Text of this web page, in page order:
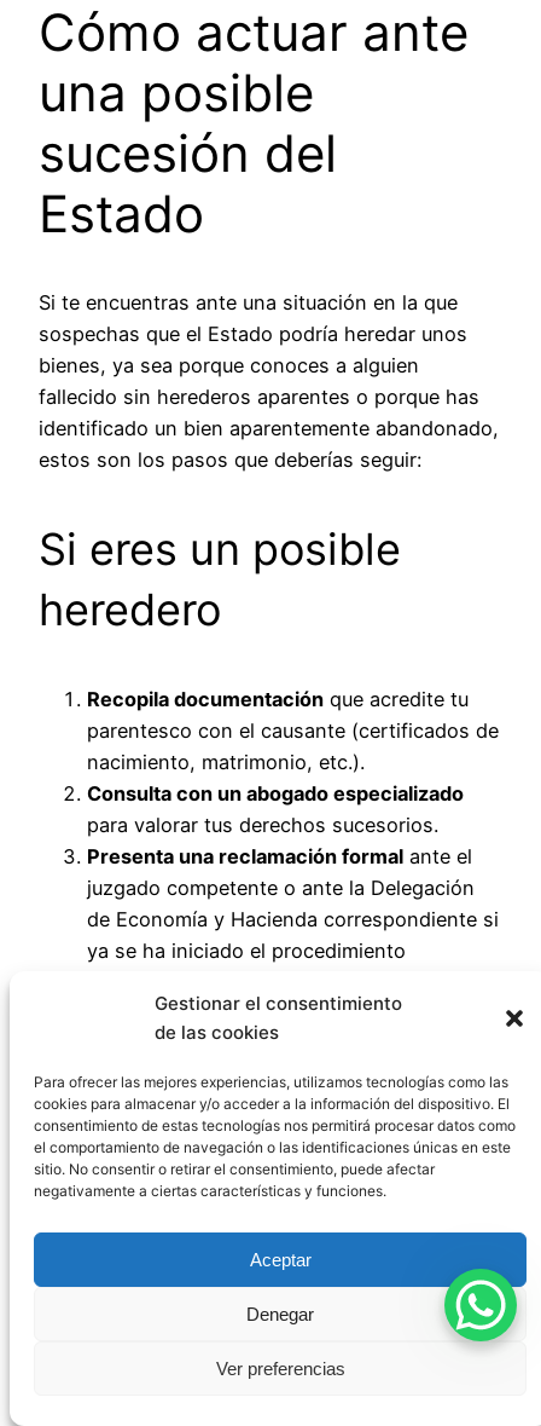
Gestionar el consentimiento
de las cookies
Para ofrecer las mejores experiencias, utilizamos tecnologías como las
cookies para almacenar y/o acceder a la información del dispositivo. El
consentimiento de estas tecnologías nos permitirá procesar datos como
el comportamiento de navegación o las identificaciones únicas en este
sitio. No consentir o retirar el consentimiento, puede afectar
negativamente a ciertas características y funciones.
Aceptar
Denegar
Ver preferencias
Cómo actuar ante
una posible
sucesión del
Estado
Si te encuentras ante una situación en la que
sospechas que el Estado podría heredar unos
bienes, ya sea porque conoces a alguien
fallecido sin herederos aparentes o porque has
identificado un bien aparentemente abandonado,
estos son los pasos que deberías seguir:
Si eres un posible
heredero
Recopila documentación que acredite tu
parentesco con el causante (certificados de
nacimiento, matrimonio, etc.).
Consulta con un abogado especializado
para valorar tus derechos sucesorios.
Presenta una reclamación formal ante el
juzgado competente o ante la Delegación
de Economía y Hacienda correspondiente si
ya se ha iniciado el procedimiento
Si quieres denunciar
un bien vacante
(ubicación, descripción, tiempo de
abandono).
Presenta la denunciaante la Delegación de
Economía y Hacienda de la provincia donde
se encuentre el bien.